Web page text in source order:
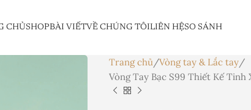
CHỦSHOPBÀI VIẾTVỀ CHÚNG TÔILIÊN HỆSO SÁNH
Trang chủ Vòng tay & Lắc tay
Vòng Tay Bạc S99 Thiết Kế